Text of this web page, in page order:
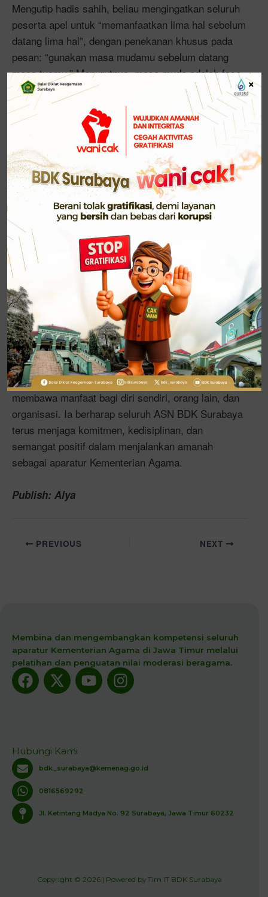
Mengutip hadis sahih, beliau mengingatkan seluruh
peserta apel untuk “memanfaatkan lima hal sebelum
datang lima hal”, dengan penekanan khusus pada
pesan: “gunakan masa mudamu sebelum datang
masa tuamu.” Menurutnya, masa muda adalah fase
penuh energi, semangat, dan kemampuan fisik yang
memungkinkan seseorang mengejar lebih banyak
hal, termasuk peningkatan ilmu dan kompetensi. Ia
mendorong para pegawai muda untuk tidak menyia-
nyiakan kesempatan dalam menuntut ilmu, baik
melanjutkan studi maupun mengembangkan
keterampilan.
Dr. Darmani juga mengingatkan pentingnya menjaga
kesehatan melalui olahraga, mulai dari tenis,
badminton, hingga tenis meja, karena kesehatan
adalah modal utama dalam berkarya. “Ketika masih
muda, manfaatkan kekuatan dan semangat itu. Jika
sudah tua, aktivitas sederhana pun bisa terasa
berat,” ujarnya sambil mencontohkan pengalaman
para senior.
Di akhir amanat, beliau menegaskan bahwa setiap
aktivitas, ilmu, dan amal yang ditekuni akan
membawa manfaat bagi diri sendiri, orang lain, dan
organisasi. Ia berharap seluruh ASN BDK Surabaya
terus menjaga komitmen, kedisiplinan, dan
semangat positif dalam menjalankan amanah
sebagai aparatur Kementerian Agama.
Publish: Alya
PREVIOUS NEXT
Membina dan mengembangkan kompetensi seluruh
aparatur Kementerian Agama di Jawa Timur melalui
pelatihan dan penguatan nilai moderasi beragama.
Facebook
X-
twitter
YoutubeInstagram
Hubungi Kami
bdk_surabaya@kemenag.go.id
0816569292
Jl. Ketintang Madya No. 92 Surabaya, Jawa Timur 60232
Copyright © 2026 | Powered by Tim IT BDK Surabaya
×